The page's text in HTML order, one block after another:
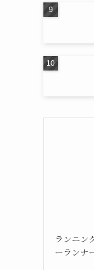
ランニン
ーランナ